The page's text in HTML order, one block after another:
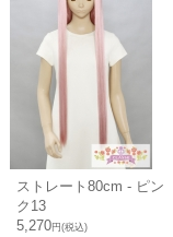
ストレート80cm - ピン
ク13
5,270円(税込)